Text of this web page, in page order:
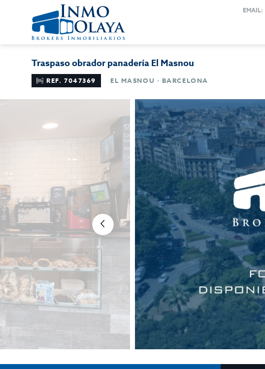
EMAIL:
Traspaso obrador panadería El Masnou
REF. 7047369 EL MASNOU · BARCELONA